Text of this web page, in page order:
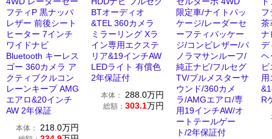
フティP 黒ナッパ
レザー 前後シート
ヒーター 7インチ
ワイドナビ
Bluetooth キーレス
ゴー 360カメラ ア
クティブクルコン
レーンキープ AMG
エアロ&20インチ
AW 2年保証
本体： 218.0万円
BTオーディオ
&TEL 360カメラ
ミラーリング Xラ
イン専用エクステ
リア&19インチAW
LEDライト 有償色
2年保証付
本体： 288.0万円
総額： 303.1万円
限定車/ナイトパッ
ケージ/レーダーセ
ーフティパッケー
ジ/コンビレザー/パ
ノラマサンルーフ/
純正ナビ/フルセグ
TV/ブルメスターサ
ウンド/360カメ
ラ/AMGエアロ/専
用19インチAW/オ
ートテールゲー
ト/2年保証付
フ
茶
ナ
デ
ヘ
R